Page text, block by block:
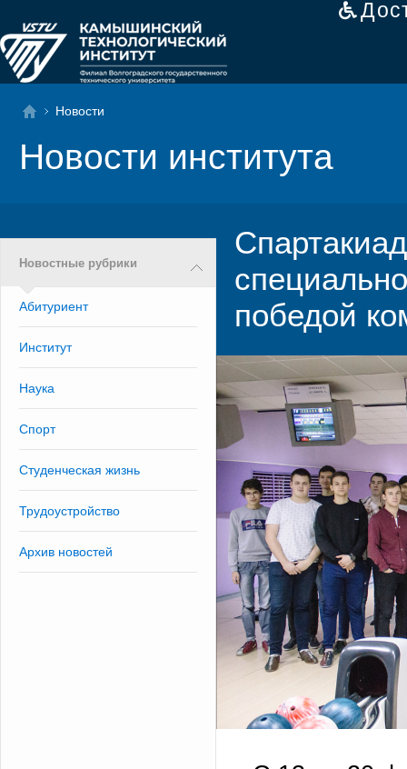
Новости
Новости института
Новостные рубрики
Абитуриент
Институт
Наука
Спорт
Студенческая жизнь
Трудоустройство
Архив новостей
победой